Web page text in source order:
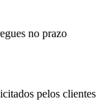
no prazo
pelos clientes